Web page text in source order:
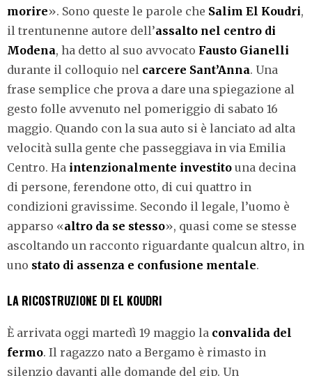
morire». Sono queste le parole che Salim El Koudri,
il trentunenne autore dell’assalto nel centro di
Modena, ha detto al suo avvocato Fausto Gianelli
durante il colloquio nel carcere Sant’Anna. Una
frase semplice che prova a dare una spiegazione al
gesto folle avvenuto nel pomeriggio di sabato 16
maggio. Quando con la sua auto si è lanciato ad alta
velocità sulla gente che passeggiava in via Emilia
Centro. Ha intenzionalmente investito una decina
di persone, ferendone otto, di cui quattro in
condizioni gravissime. Secondo il legale, l’uomo è
apparso «altro da se stesso», quasi come se stesse
ascoltando un racconto riguardante qualcun altro, in
uno stato di assenza e confusione mentale.
LA RICOSTRUZIONE DI EL KOUDRI
È arrivata oggi martedì 19 maggio la convalida del
fermo. Il ragazzo nato a Bergamo è rimasto in
silenzio davanti alle domande del gip. Un